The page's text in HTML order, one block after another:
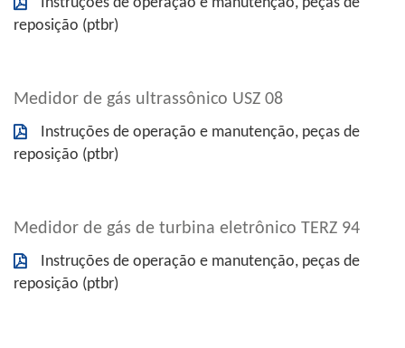
reposição (ptbr)
Medidor de gás ultrassônico USZ 08
Instruções de operação e manutenção, peças de
reposição (ptbr)
Medidor de gás de turbina eletrônico TERZ 94
Instruções de operação e manutenção, peças de
reposição (ptbr)